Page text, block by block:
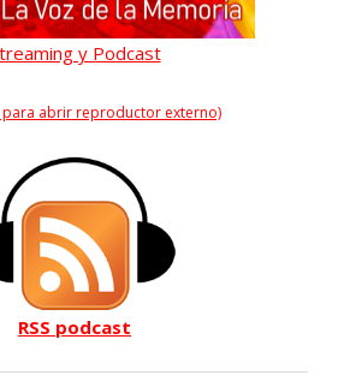
y Podcast
para abrir reproductor externo)
RSS podcast